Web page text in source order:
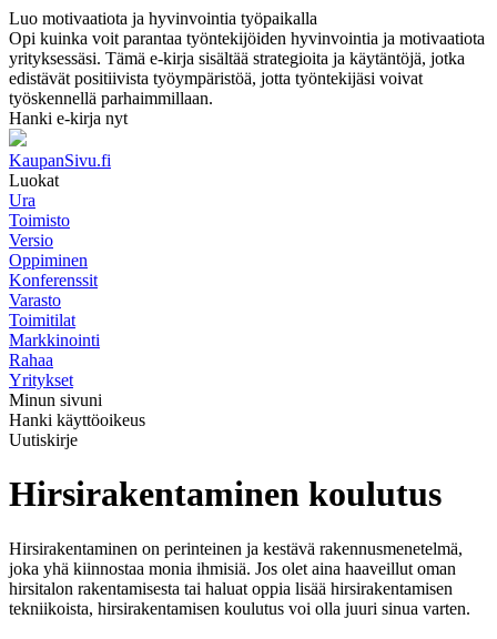
Luo motivaatiota ja hyvinvointia työpaikalla
Opi kuinka voit parantaa työntekijöiden hyvinvointia ja motivaatiota
yrityksessäsi. Tämä e-kirja sisältää strategioita ja käytäntöjä, jotka
edistävät positiivista työympäristöä, jotta työntekijäsi voivat
työskennellä parhaimmillaan.
Hanki e-kirja nyt
KaupanSivu.fi
Luokat
Ura
Toimisto
Versio
Oppiminen
Konferenssit
Varasto
Toimitilat
Markkinointi
Rahaa
Yritykset
Minun sivuni
Hanki käyttöoikeus
Uutiskirje
Hirsirakentaminen koulutus
Hirsirakentaminen on perinteinen ja kestävä rakennusmenetelmä,
joka yhä kiinnostaa monia ihmisiä. Jos olet aina haaveillut oman
hirsitalon rakentamisesta tai haluat oppia lisää hirsirakentamisen
tekniikoista, hirsirakentamisen koulutus voi olla juuri sinua varten.